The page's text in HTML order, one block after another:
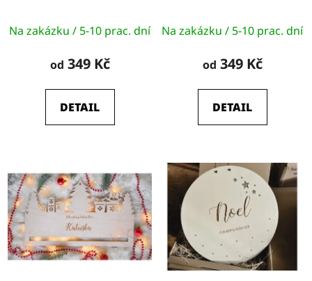
k
Na zakázku / 5-10 prac. dní
od 349 Kč
DETAIL
Na zakázku / 5-10 prac. dní
od 349 Kč
DETAIL